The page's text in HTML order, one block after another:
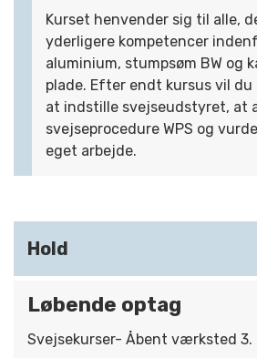
Kurset henvender sig til alle,
yderligere kompetencer
aluminium, stumpsøm BW og
plade. Efter endt kursus vil du
at indstille svejseudstyret, at
svejseprocedure WPS og
eget arbejde.
Hold
Løbende optag
Svejsekurser- Åbent værksted 3.